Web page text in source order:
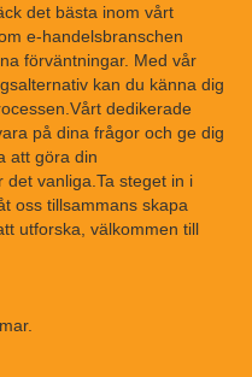
det bästa inom vårt
e-handelsbranschen
förväntningar. Med vår
kan du känna dig
dedikerade
på dina frågor och ge dig
att göra din
vanliga.Ta steget in i
oss tillsammans skapa
utforska, välkommen till